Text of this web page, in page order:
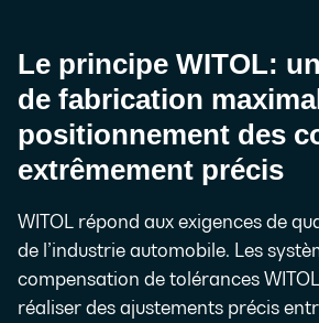
Le principe WITOL:
de fabrication
positionnement des
extrêmement précis
WITOL répond aux exigences de
de l’industrie automobile. Les
compensation de tolérances
réaliser des ajustements précis